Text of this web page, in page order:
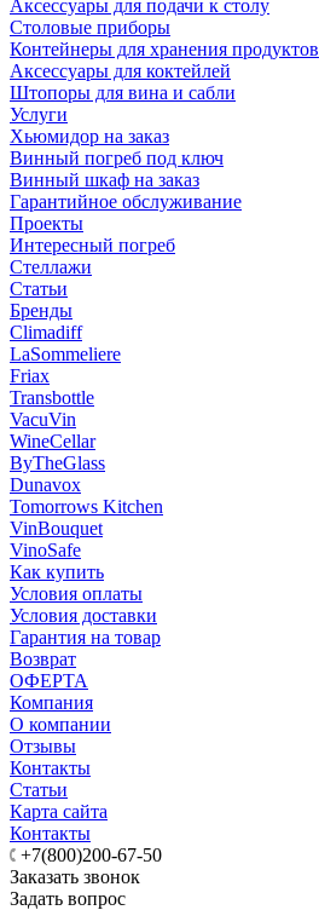
Аксессуары для подачи к столу
Столовые приборы
Контейнеры для хранения продуктов
Аксессуары для коктейлей
Штопоры для вина и сабли
Услуги
Хьюмидор на заказ
Винный погреб под ключ
Винный шкаф на заказ
Гарантийное обслуживание
Проекты
Интересный погреб
Стеллажи
Статьи
Бренды
Climadiff
LaSommeliere
Friax
Transbottle
VacuVin
WineCellar
ByTheGlass
Dunavox
Tomorrows Kitchen
VinBouquet
VinoSafe
Как купить
Условия оплаты
Условия доставки
Гарантия на товар
Возврат
ОФЕРТА
Компания
О компании
Отзывы
Контакты
Статьи
Карта сайта
Контакты
+7(800)200-67-50
Заказать звонок
Задать вопрос